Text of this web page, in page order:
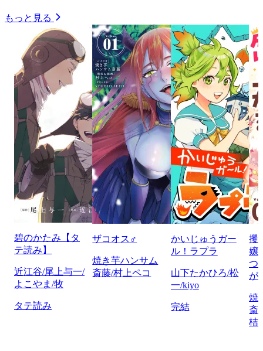
もっと見る
碧のかたみ【タ
テ読み】
近江谷/尾上与一/
よこやま/牧
タテ読み
ザコオス♂
焼き芋ハンサム
斎藤/村上ペコ
かいじゅうガー
ル！ラプラ
山下たかひろ/松
一/kiyo
完結
攫
嬢
つ
が
焼
斎
桔